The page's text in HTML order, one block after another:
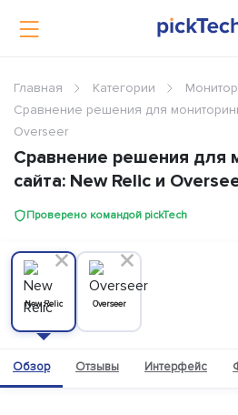
Главная Категории
Сравнение решения для
Overseer
Сравнение решения для
сайта: New Relic и
Проверено командой pickTech
New Relic Overseer
Обзор Отзывы Интерфейс